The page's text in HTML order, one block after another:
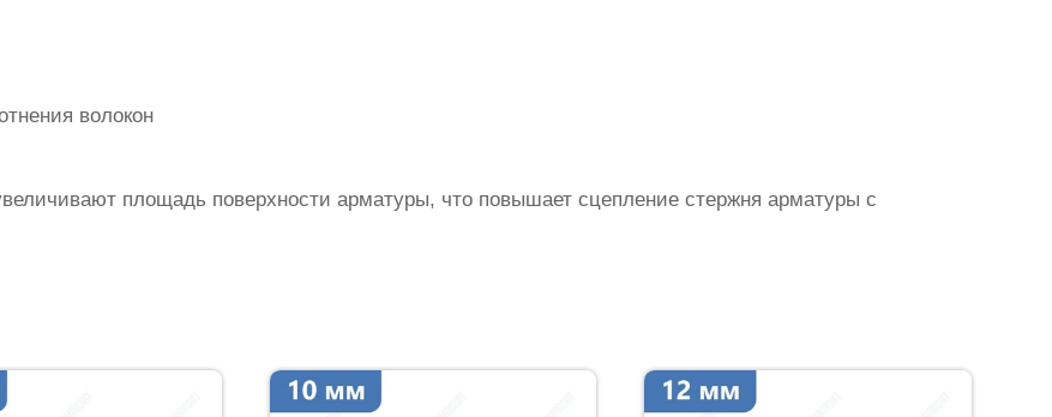
волокон
площадь поверхности арматуры, что повышает сцепление стержня арматуры с